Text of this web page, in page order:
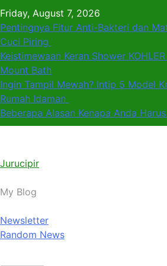
Skip
to
content
Friday, August 7, 2026
Pentingnya Fitur Anti-Bakteri dan
Cuci Piring
Keistimewaan Keran Shower
Mount Bath
Ingin Tampil Mewah? Intip 5 Model
Rumah Idaman
Beberapa Alasan Kenapa Anda
Jurucipir
My Blog
Newsletter
Random News